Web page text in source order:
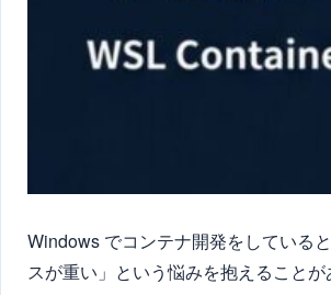
Windows でコンテナ開発をしている
スが重い」という悩みを抱えること